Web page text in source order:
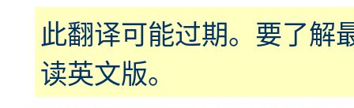
此翻译可能过期。要了解
读英文版。